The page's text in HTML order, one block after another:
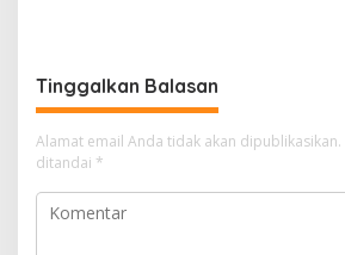
Tinggalkan Balasan
Alamat email Anda tidak akan dipublikasikan.
ditandai *